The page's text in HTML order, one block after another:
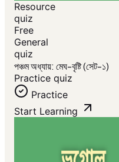
Resource
quiz
Free
General
quiz
পঞ্চম অধ্যায়: মেঘ-বৃষ্টি (সেট-১)
Practice quiz
Practice
Start Learning